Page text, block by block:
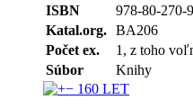
ISBN
978-80-270-
Katal.org. BA206
Počet ex.
1, z toho
Súbor
Knihy